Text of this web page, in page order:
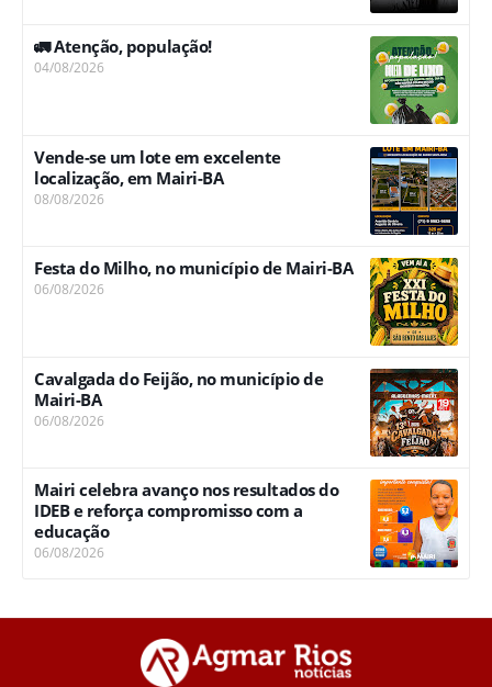
🚛 Atenção, população!
04/08/2026
Vende-se um lote em excelente
localização, em Mairi-BA
08/08/2026
Festa do Milho, no município de Mairi-BA
06/08/2026
Cavalgada do Feijão, no município de
Mairi-BA
06/08/2026
Mairi celebra avanço nos resultados do
IDEB e reforça compromisso com a
educação
06/08/2026